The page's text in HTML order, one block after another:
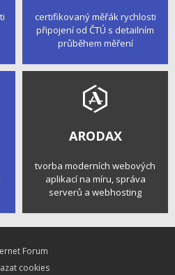
certifikovaný měřák rychlosti
připojení od ČTÚ s detailním
průběhem měření
ARODAX
tvorba moderních webových
aplikací na míru, správa
serverů a webhosting
Forum
cookies